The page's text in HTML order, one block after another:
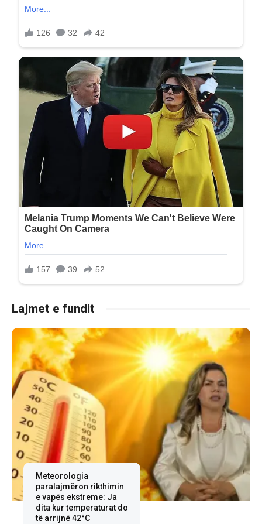
Lajmet e fundit
Meteorologia
paralajmëron rikthimin
e vapës ekstreme: Ja
dita kur temperaturat do
të arrijnë 42°C